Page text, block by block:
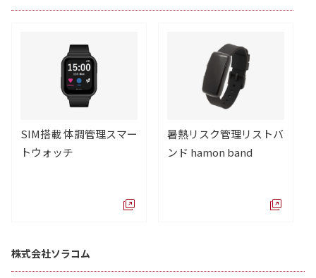
SIM搭載 体調管理スマー
トウォッチ
暑熱リスク管理リストバ
ンド hamon band
株式会社ソラコム